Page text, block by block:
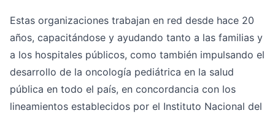
Estas organizaciones trabajan en red desde hace 20
años, capacitándose y ayudando tanto a las familias y
a los hospitales públicos, como también impulsando el
desarrollo de la oncología pediátrica en la salud
pública en todo el país, en concordancia con los
lineamientos establecidos por el Instituto Nacional del